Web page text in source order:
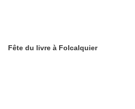
Fête du livre à Folcalquier